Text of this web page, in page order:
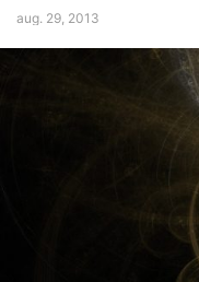
aug. 29, 2013